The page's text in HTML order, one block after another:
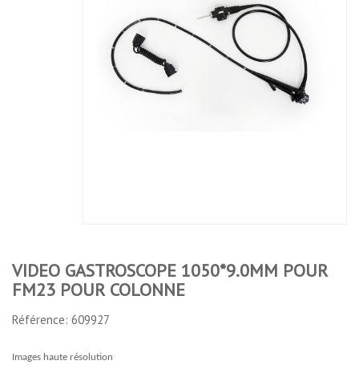
VIDEO GASTROSCOPE 1050*9.0MM POUR
FM23 POUR COLONNE
Référence: 609927
Images haute résolution